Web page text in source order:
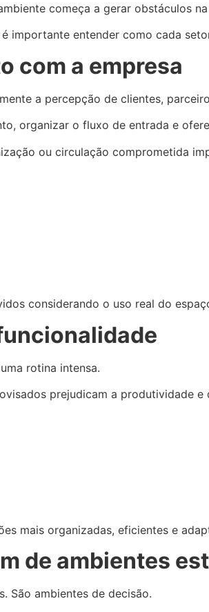
começa a gerar obstáculos
importante entender como cada
com a empresa
a percepção de clientes,
organizar o fluxo de entrada e
ou circulação comprometida
considerando o uso real do
rotina intensa.
prejudicam a produtividade
mais organizadas, eficientes e
de ambientes
São ambientes de decisão.